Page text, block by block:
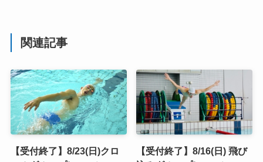
関連記事
【受付終了】8/23(日)クロ
【受付終了】8/16(日) 飛び